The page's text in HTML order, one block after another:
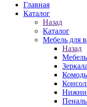
Главная
Каталог
Назад
Каталог
Мебель для
Назад